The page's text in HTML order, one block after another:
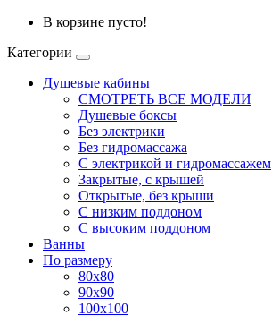
В корзине пусто!
Категории
Душевые кабины
СМОТРЕТЬ ВСЕ МОДЕЛИ
Душевые боксы
Без электрики
Без гидромассажа
С электрикой и гидромассажем
Закрытые, с крышей
Открытые, без крыши
С низким поддоном
С высоким поддоном
Ванны
По размеру
80x80
90x90
100x100